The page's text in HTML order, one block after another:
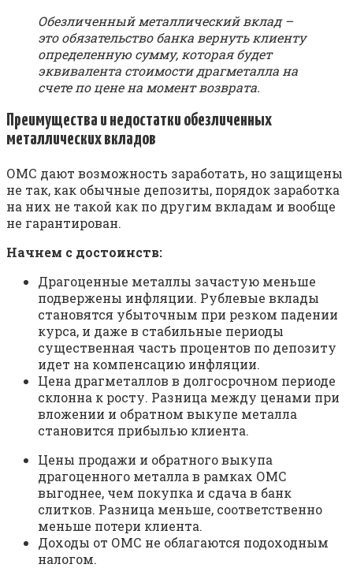
Обезличенный металлический вклад –
это обязательство банка вернуть клиенту
определенную сумму, которая будет
эквивалента стоимости драгметалла на
счете по цене на момент возврата.
Преимущества и недостатки обезличенных
металлических вкладов
ОМС дают возможность заработать, но защищены
не так, как обычные депозиты, порядок заработка
на них не такой как по другим вкладам и вообще
не гарантирован.
Начнем с достоинств:
Драгоценные металлы зачастую меньше
подвержены инфляции. Рублевые вклады
становятся убыточным при резком падении
курса, и даже в стабильные периоды
существенная часть процентов по депозиту
идет на компенсацию инфляции.
Цена драгметаллов в долгосрочном периоде
склонна к росту. Разница между ценами при
вложении и обратном выкупе металла
становится прибылью клиента.
Цены продажи и обратного выкупа
драгоценного металла в рамках ОМС
выгоднее, чем покупка и сдача в банк
слитков. Разница меньше, соответственно
меньше потери клиента.
Доходы от ОМС не облагаются подоходным
налогом.